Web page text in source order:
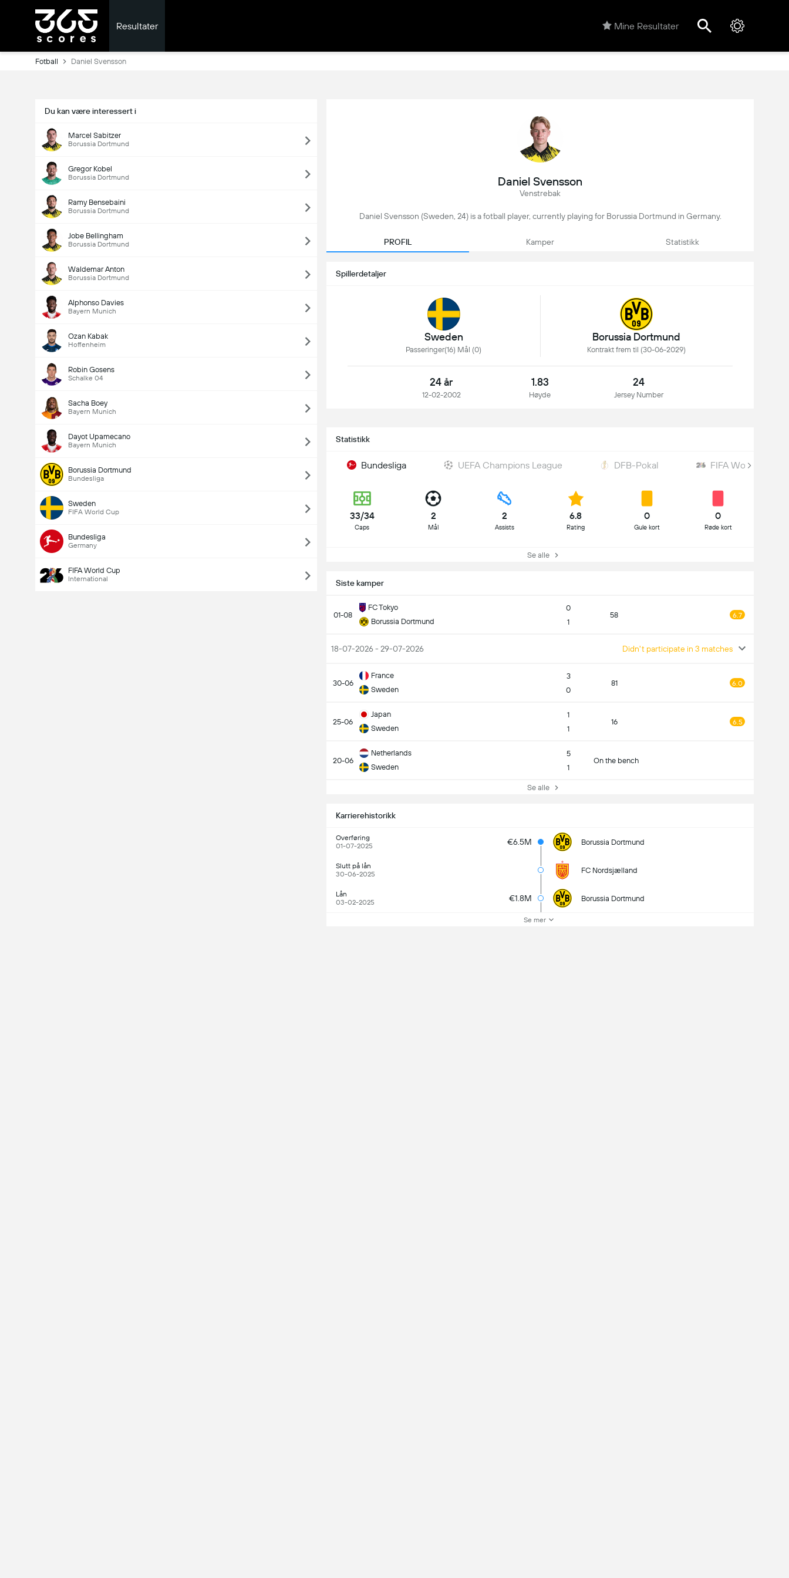
Resultater Mine Resultater
Fotball Daniel Svensson
Du kan være interessert i
Marcel Sabitzer
Borussia Dortmund
Gregor Kobel
Borussia Dortmund
Ramy Bensebaini
Borussia Dortmund
Jobe Bellingham
Borussia Dortmund
Waldemar Anton
Borussia Dortmund
Alphonso Davies
Bayern Munich
Ozan Kabak
Hoffenheim
Robin Gosens
Schalke 04
Sacha Boey
Bayern Munich
Dayot Upamecano
Bayern Munich
Borussia Dortmund
Bundesliga
Sweden
FIFA World Cup
Bundesliga
Germany
FIFA World Cup
International
Daniel Svensson
Venstrebak
Daniel Svensson (Sweden, 24) is a fotball player, currently playing for Borussia Dortmund in Germany.
PROFIL Kamper Statistikk
Spillerdetaljer
Sweden
Passeringer(16) Mål (0)
Borussia Dortmund
Kontrakt frem til (30-06-2029)
24 år
12-02-2002
1.83
Høyde
24
Jersey Number
Statistikk
Bundesliga UEFA Champions League DFB-Pokal FIFA World Cup
33/34
Caps
2
Mål
2
Assists
6.8
Rating
0
Gule kort
0
Røde kort
Se alle
Siste kamper
01-08
FC Tokyo
Borussia Dortmund
0
1
58 6.7
18-07-2026 - 29-07-2026 Didn't participate in 3 matches
30-06
France
Sweden
3
0
81 6.0
25-06
Japan
Sweden
1
1
16 6.5
20-06
Netherlands
Sweden
5
1
On the bench
Se alle
Karrierehistorikk
Overføring
01-07-2025
€6.5M Borussia Dortmund
Slutt på lån
30-06-2025
FC Nordsjælland
Lån
03-02-2025
€1.8M Borussia Dortmund
Se mer